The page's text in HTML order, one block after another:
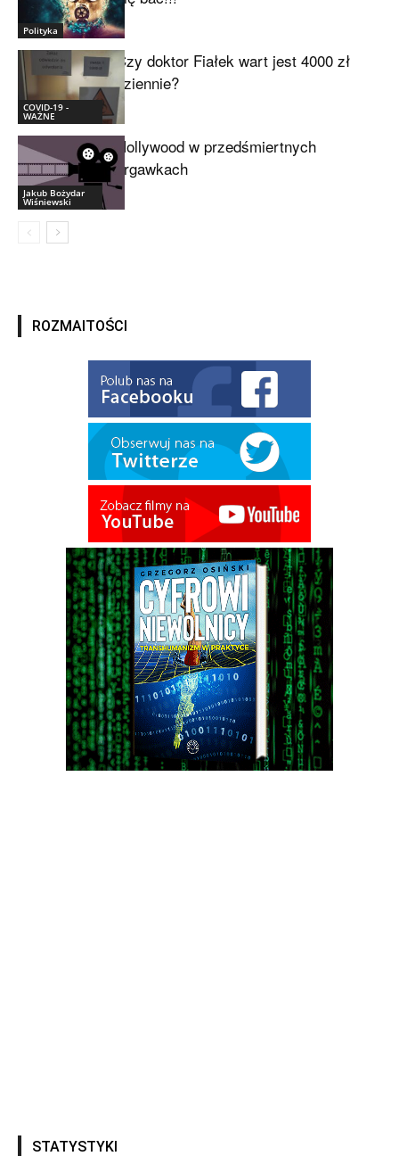
Polityka
COVID-19 -
WAŻNE
Czy doktor Fiałek wart jest 4000 zł
dziennie?
Jakub Bożydar
Wiśniewski
Hollywood w przedśmiertnych
drgawkach
ROZMAITOŚCI
STATYSTYKI